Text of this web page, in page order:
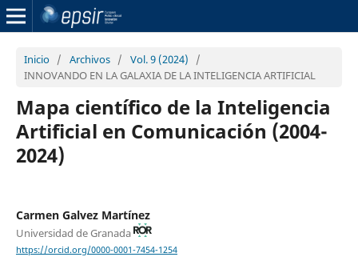
Inicio / Archivos / Vol. 9 (2024)
/
INNOVANDO EN LA GALAXIA DE LA INTELIGENCIA ARTIFICIAL
Mapa científico de la Inteligencia
Artificial en Comunicación (2004-
2024)
Carmen Galvez Martínez
Universidad de Granada
https://orcid.org/0000-0001-7454-1254